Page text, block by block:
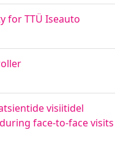
for TTÜ Iseauto
visiitidel
face-to-face visits